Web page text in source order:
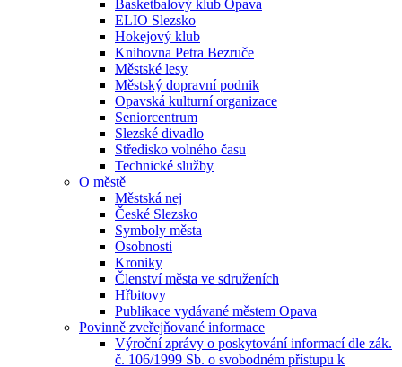
Basketbalový klub Opava
ELIO Slezsko
Hokejový klub
Knihovna Petra Bezruče
Městské lesy
Městský dopravní podnik
Opavská kulturní organizace
Seniorcentrum
Slezské divadlo
Středisko volného času
Technické služby
O městě
Městská nej
České Slezsko
Symboly města
Osobnosti
Kroniky
Členství města ve sdruženích
Hřbitovy
Publikace vydávané městem Opava
Povinně zveřejňované informace
Výroční zprávy o poskytování informací dle zák.
č. 106/1999 Sb. o svobodném přístupu k